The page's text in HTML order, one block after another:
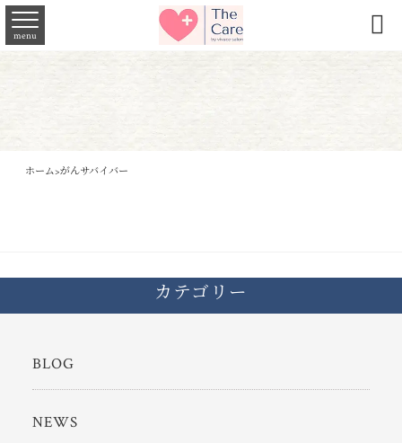
menu 
ホーム>がんサバイバー
カテゴリー
BLOG
NEWS